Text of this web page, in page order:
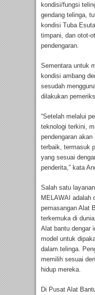
kondisi/fungsi
gendang telinga,
kondisi Tuba
timpani, dan otot-
pendengaran.
Sementara untuk
kondisi ambang
sesudah
dilakukan
“Setelah melalui
teknologi terkini,
pendengaran akan
terbaik, termasuk
yang sesuai
penderita,” kata
Salah satu
MELAWAI adalah
pemasangan Alat
terkemuka di
Alat bantu dengar
model untuk
dalam telinga.
memilih sesuai
hidup mereka.
Di Pusat Alat